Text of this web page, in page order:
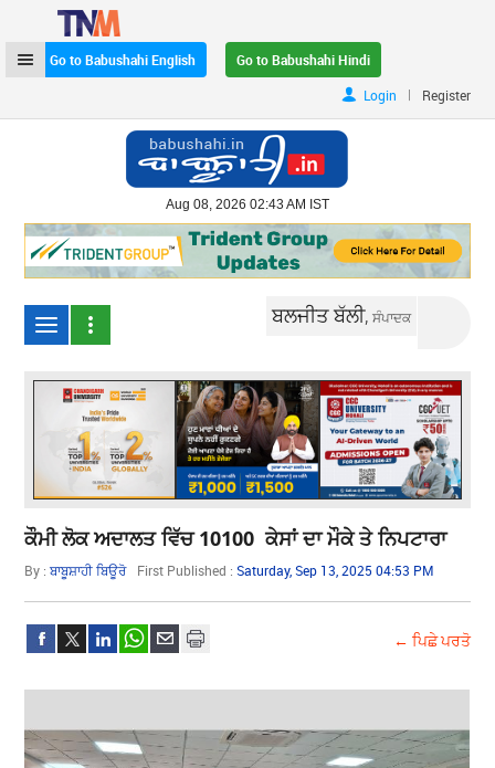
Go to Babushahi English
Go to Babushahi Hindi
Login
| Register
Aug 08, 2026 02:43 AM IST
ਬਲਜੀਤ ਬੱਲੀ,ਸੰਪਾਦਕ
ਕੌਮੀ ਲੋਕ ਅਦਾਲਤ ਵਿੱਚ 10100 ਕੇਸਾਂ ਦਾ ਮੌਕੇ ਤੇ ਨਿਪਟਾਰਾ
By :ਬਾਬੂਸ਼ਾਹੀ ਬਿਊਰੋ First Published :Saturday, Sep 13, 2025 04:53 PM
← ਪਿਛੇ ਪਰਤੋ